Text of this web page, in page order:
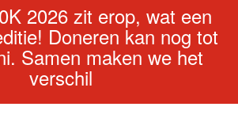
2026 zit erop, wat een
Doneren kan nog tot
Samen maken we het
verschil